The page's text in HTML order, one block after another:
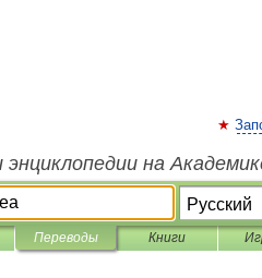
энциклопедии на
Переводы Книги